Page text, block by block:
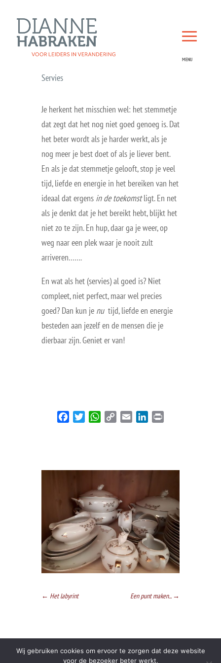
Servies
Je herkent het misschien wel: het stemmetje
dat zegt dat het nog niet goed genoeg is. Dat
het beter wordt als je harder werkt, als je
nog meer je best doet of als je liever bent.
En als je dat stemmetje gelooft, stop je veel
tijd, liefde en energie in het bereiken van het
ideaal dat ergens in de toekomstligt. En net
als je denkt dat je het bereikt hebt, blijkt het
niet zo te zijn. En hup, daar ga je weer, op
weg naar een plek waar je nooit zult
arriveren…….
En wat als het (servies) al goed is? Niet
compleet, niet perfect, maar wel precies
goed? Dan kun je nu tijd, liefde en energie
besteden aan jezelf en de mensen die je
dierbaar zijn. Geniet er van!
FacebookTwitter WhatsApp
Copy
Email LinkedIn
← Het labyrint Een punt maken...→
webdesign door
Wij gebruiken cookies om ervoor te zorgen dat deze website
voor de bezoeker beter werkt.